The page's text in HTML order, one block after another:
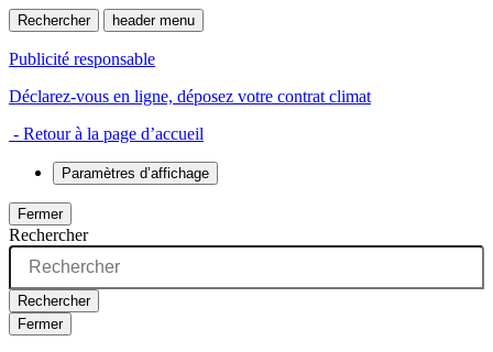
Rechercher header menu
Publicité responsable
Déclarez-vous en ligne, déposez votre contrat climat
- Retour à la page d’accueil
Paramètres d’affichage
Fermer
Rechercher
Rechercher
Fermer